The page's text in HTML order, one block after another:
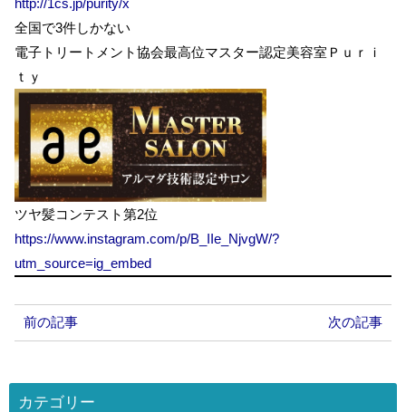
全国で3件しかない
電子トリートメント協会最高位マスター認定美容室Ｐｕｒｉ
ｔｙ
ツヤ髪コンテスト第2位
https://www.instagram.com/p/B_IIe_NjvgW/?
utm_source=ig_embed
前の記事 次の記事
カテゴリー